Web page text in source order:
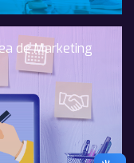
de Marketing